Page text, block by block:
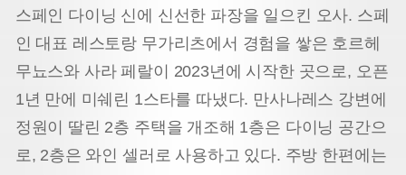
스페인 다이닝 신에 신선한 파장을 일으킨 오사. 스페
인 대표 레스토랑 무가리츠에서 경험을 쌓은 호르헤
무뇨스와 사라 페랄이 2023년에 시작한 곳으로, 오픈
1년 만에 미쉐린 1스타를 따냈다. 만사나레스 강변에
정원이 딸린 2층 주택을 개조해 1층은 다이닝 공간으
로, 2층은 와인 셀러로 사용하고 있다. 주방 한편에는